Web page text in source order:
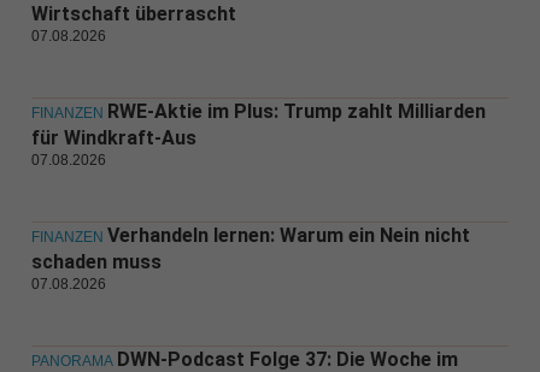
Wirtschaft überrascht
07.08.2026
FINANZEN RWE-Aktie im Plus: Trump zahlt Milliarden
für Windkraft-Aus
07.08.2026
FINANZEN Verhandeln lernen: Warum ein Nein nicht
schaden muss
07.08.2026
PANORAMA DWN-Podcast Folge 37: Die Woche im